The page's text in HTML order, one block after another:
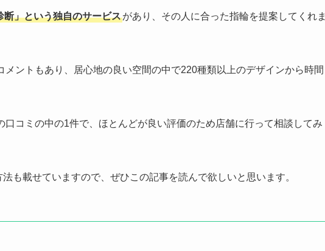
断」という独自のサービスがあり、その人に合った指輪を提案してくれま
メントもあり、居心地の良い空間の中で220種類以上のデザインから時間
コミの中の1件で、ほとんどが良い評価のため店舗に行って相談してみ
も載せていますので、ぜひこの記事を読んで欲しいと思います。